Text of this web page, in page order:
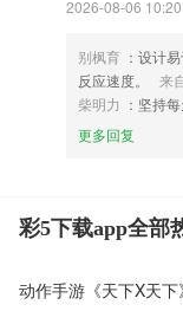
2026-08-06 10:20
别枫育 ：设计
反应速度。
来
柴明力 ：坚持
更多回复
彩5下载app全部
动作手游《天下X天